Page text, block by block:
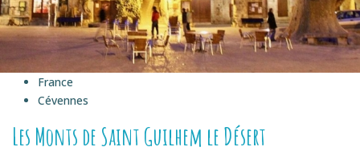
France
Cévennes
Les Monts de Saint Guilhem le Désert